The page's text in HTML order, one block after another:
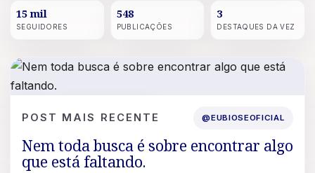
15 mil
SEGUIDORES
548
PUBLICAÇÕES
3
DESTAQUES DA VEZ
POST MAIS RECENTE @EUBIOSEOFICIAL
Nem toda busca é sobre encontrar algo
que está faltando.